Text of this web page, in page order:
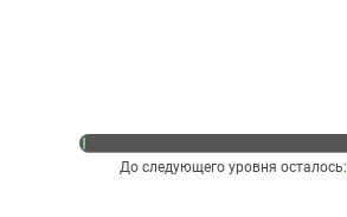
До следующего уровня осталось: